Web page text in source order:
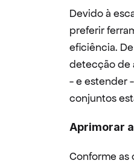
Devido à
preferir
eficiência.
detecção de
- e estender
conjuntos
Aprimorar
Conforme as